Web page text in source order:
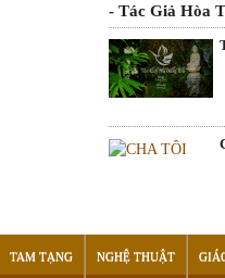
- Tác Giả Hòa
TAM TẠNG NGHỆ THUẬT